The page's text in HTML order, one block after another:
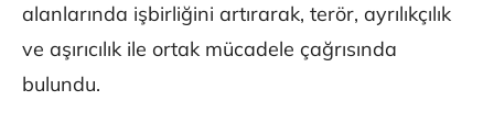
alanlarında işbirliğini artırarak, terör, ayrılıkçılık
ve aşırıcılık ile ortak mücadele çağrısında
bulundu.